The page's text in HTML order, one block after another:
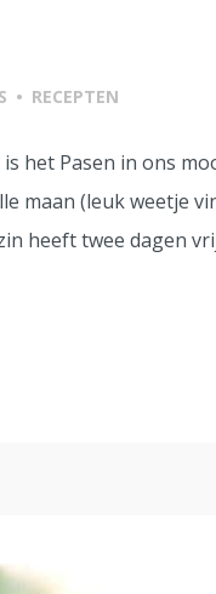
• RECEPTEN
het Pasen in ons
maan (leuk weetje
heeft twee dagen